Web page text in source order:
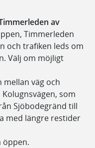
av
Timmerleden
och trafiken leds om
Välj om möjligt
mellan väg och
som
Sjöbodegränd till
med längre restider
öppen.